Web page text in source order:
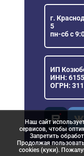
г.
5
пн-сб с
ИП
ИНН:
ОГРН:
Наш сайт
сервисов, чтобы
Запретить
Продолжая
cookies (куки).